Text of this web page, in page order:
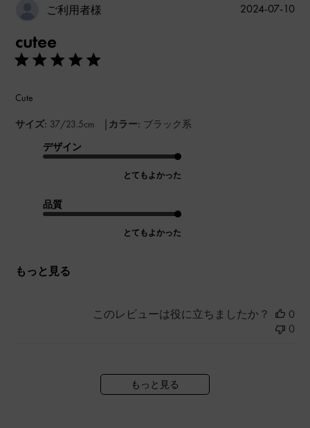
ご利用者様
cutee
Cute
サイズ: 37/23.5cm | カラー: ブラック系
デザイン
とてもよかった
品質
とてもよかった
もっと見る
公
2024-07-10
このレビューは役に立ちましたか？
0
0
もっと見る